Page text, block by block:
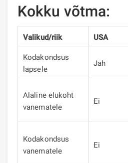
Kokku võtma:
Valikud/riik USA
Kodakondsus
lapsele
Jah
Alaline elukoht
vanematele
Ei
Kodakondsus
vanematele
Ei